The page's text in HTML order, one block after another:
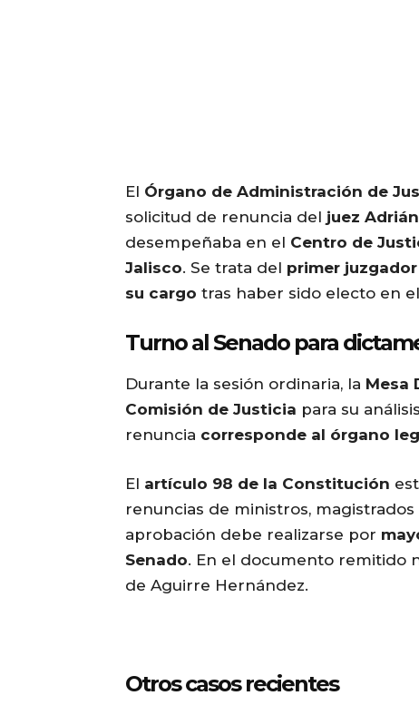
El Órgano de Administración de
solicitud de renuncia del juez
desempeñaba en el Centro de
Jalisco. Se trata del primer
su cargo tras haber sido electo en
Turno al Senado para
Durante la sesión ordinaria, la Mesa
Comisión de Justicia para su
renuncia corresponde al órgano
El artículo 98 de la Constitución
renuncias de ministros, magistrados
aprobación debe realizarse por
Senado. En el documento remitido
de Aguirre Hernández.
Otros casos recientes